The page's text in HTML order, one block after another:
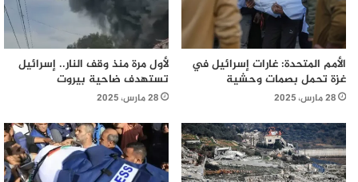
الأمم المتحدة: غارات إسرائيل في
غزة تحمل بصمات وحشية
28 مارس، 2025
لأول مرة منذ وقف النار.. إسرائيل
تستهدف ضاحية بيروت
28 مارس، 2025